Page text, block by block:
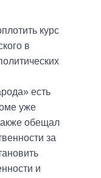
курс
в
есть
уже
обещал
за
и